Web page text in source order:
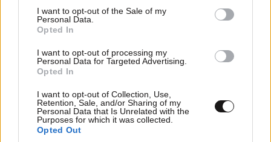
consent section.
I want to opt-out of the Sale of my
Personal Data.
Opted In
I want to opt-out of processing my
Personal Data for Targeted Advertising.
Opted In
I want to opt-out of Collection, Use,
Retention, Sale, and/or Sharing of my
Personal Data that Is Unrelated with the
Purposes for which it was collected.
Opted Out